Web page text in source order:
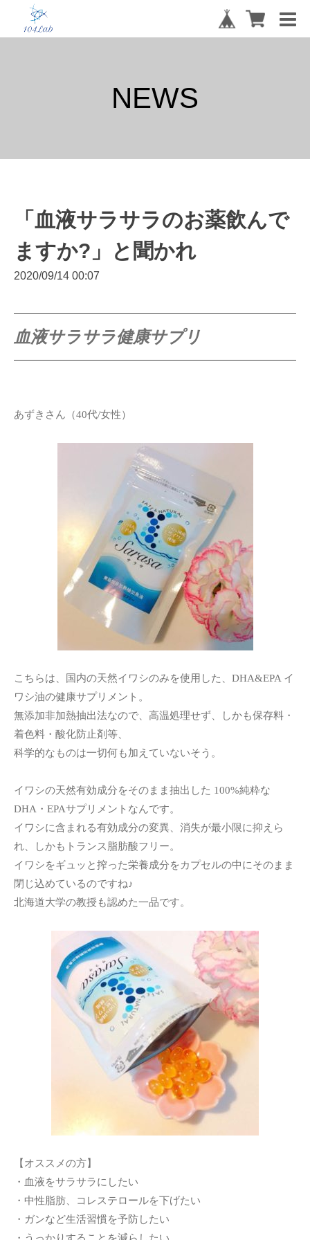
NEWS
「血液サラサラのお薬飲んで
ますか?」と聞かれ
2020/09/14 00:07
血液サラサラ健康サプリ
あずきさん（40代/女性）
こちらは、国内の天然イワシのみを使用した、DHA&EPA イ
ワシ油の健康サプリメント。
無添加非加熱抽出法なので、高温処理せず、しかも保存料・
着色料・酸化防止剤等、
科学的なものは一切何も加えていないそう。
イワシの天然有効成分をそのまま抽出した 100%純粋な
DHA・EPAサプリメントなんです。
イワシに含まれる有効成分の変異、消失が最小限に抑えら
れ、しかもトランス脂肪酸フリー。
イワシをギュッと搾った栄養成分をカプセルの中にそのまま
閉じ込めているのですね♪
北海道大学の教授も認めた一品です。
【オススメの方】
・血液をサラサラにしたい
・中性脂肪、コレステロールを下げたい
・ガンなど生活習慣を予防したい